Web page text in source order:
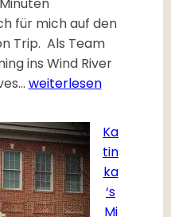
Minuten
für mich auf den
Trip. Als Team
ins Wind River
J
s
h
’
s
M
weiterlesen
Ka
tin
ka
‘s
Mi